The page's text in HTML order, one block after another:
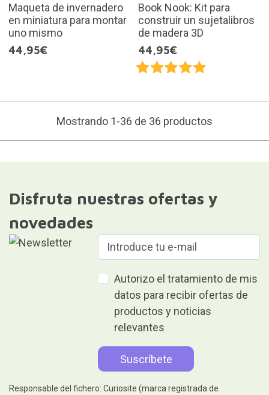
Maqueta de invernadero
en miniatura para montar
uno mismo
44,95€
Book Nook: Kit para
construir un sujetalibros
de madera 3D
44,95€
Mostrando 1-36 de 36 productos
Disfruta nuestras ofertas y
novedades
Autorizo el tratamiento de mis
datos para recibir ofertas de
productos y noticias
relevantes
Responsable del fichero: Curiosite (marca registrada de